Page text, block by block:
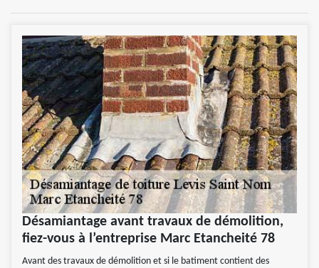
Désamiantage avant travaux de démolition,
fiez-vous à l’entreprise Marc Etancheité 78
Avant des travaux de démolition et si le batiment contient des